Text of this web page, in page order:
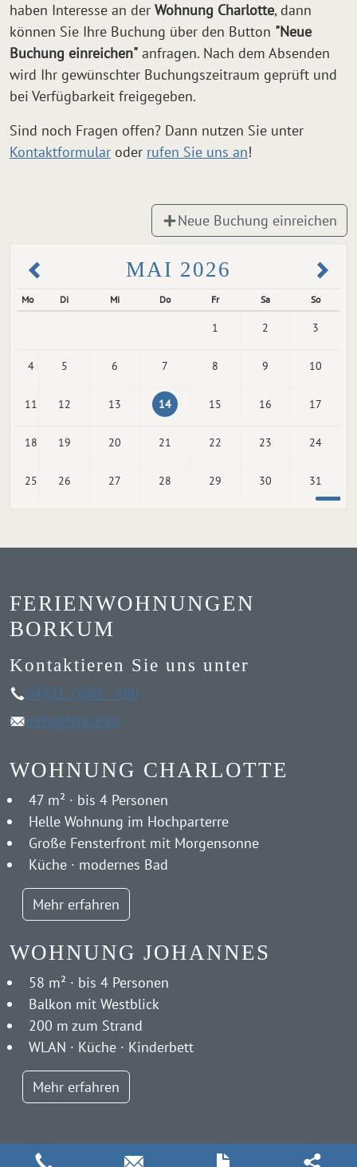
haben Interesse an der Wohnung Charlotte, dann
können Sie Ihre Buchung über den Button "Neue
Buchung einreichen" anfragen. Nach dem Absenden
wird Ihr gewünschter Buchungszeitraum geprüft und
bei Verfügbarkeit freigegeben.
Sind noch Fragen offen? Dann nutzen Sie unter
Kontaktformular oder rufen Sie uns an!
Neue Buchung einreichen
MAI 2026
Mo Di Mi Do Fr Sa So
1 2 3
4 5 6 7 8 9 10
11 12 13 14 15 16 17
18 19 20 21 22 23 24
25 26 27 28 29 30 31
FERIENWOHNUNGEN
BORKUM
Kontaktieren Sie uns unter
04921 / 680 - 480
info@feha.info
WOHNUNG CHARLOTTE
47 m² · bis 4 Personen
Helle Wohnung im Hochparterre
Große Fensterfront mit Morgensonne
Küche · modernes Bad
Mehr erfahren
WOHNUNG JOHANNES
58 m² · bis 4 Personen
Balkon mit Westblick
200 m zum Strand
WLAN · Küche · Kinderbett
Mehr erfahren